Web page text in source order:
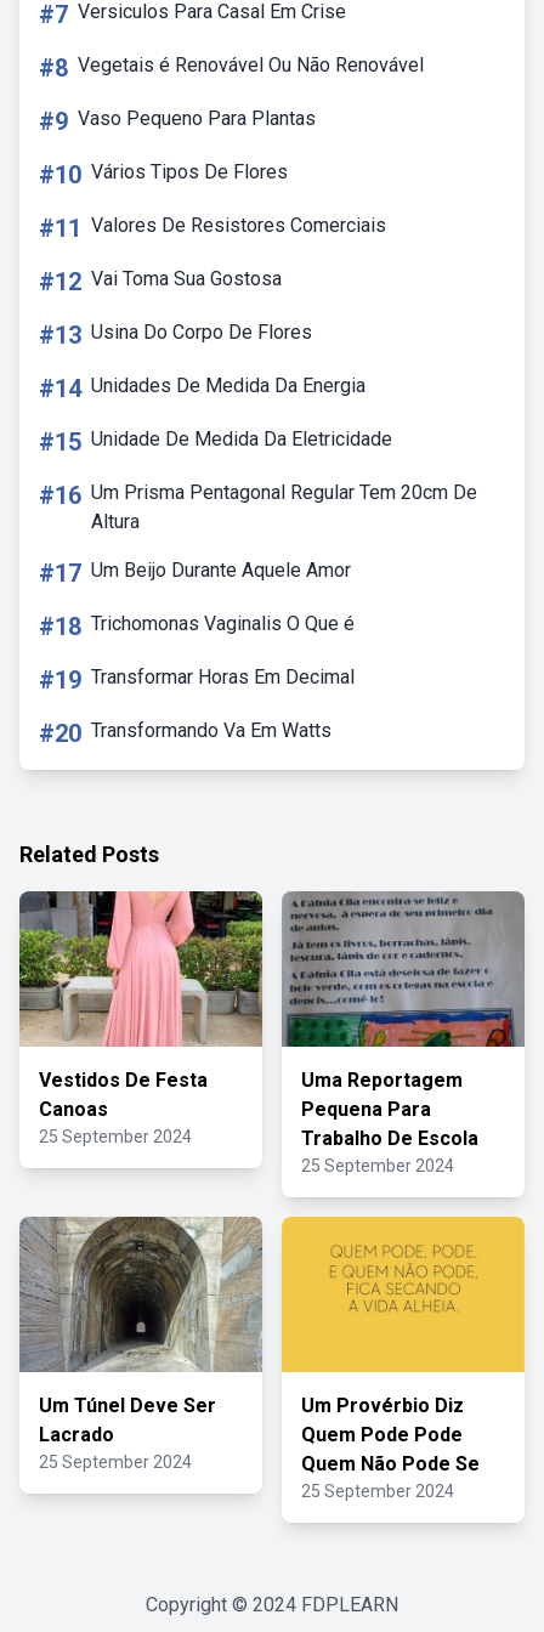
#7 Versiculos Para Casal Em Crise
#8 Vegetais é Renovável Ou Não Renovável
#9 Vaso Pequeno Para Plantas
#10 Vários Tipos De Flores
#11 Valores De Resistores Comerciais
#12 Vai Toma Sua Gostosa
#13 Usina Do Corpo De Flores
#14 Unidades De Medida Da Energia
#15 Unidade De Medida Da Eletricidade
#16 Um Prisma Pentagonal Regular Tem 20cm De
Altura
#17 Um Beijo Durante Aquele Amor
#18 Trichomonas Vaginalis O Que é
#19 Transformar Horas Em Decimal
#20 Transformando Va Em Watts
Related Posts
Vestidos De Festa
Canoas
25 September 2024
Uma Reportagem
Pequena Para
Trabalho De Escola
25 September 2024
Um Túnel Deve Ser
Lacrado
25 September 2024
Um Provérbio Diz
Quem Pode Pode
Quem Não Pode Se
25 September 2024
Copyright © 2024 FDPLEARN